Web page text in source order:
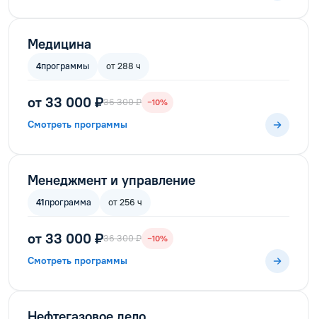
Медицина
4программы от 288 ч
от 33 000 ₽36 300 ₽ −10%
Смотреть программы
Менеджмент и управление
41программа от 256 ч
от 33 000 ₽36 300 ₽ −10%
Смотреть программы